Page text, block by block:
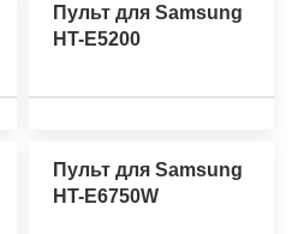
Пульт для Samsung
HT-E5200
Пульт для Samsung
HT-E6750W